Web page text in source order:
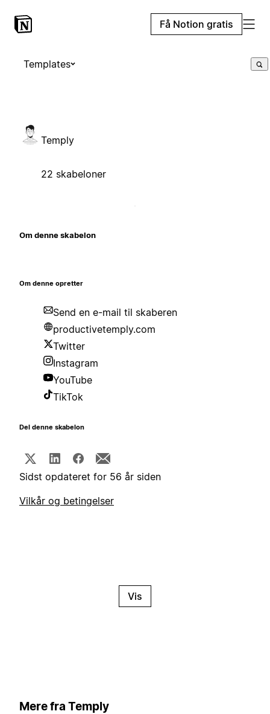
Få Notion gratis
Templates
Temply
22 skabeloner
Om denne skabelon
Om denne opretter
Send en e-mail til skaberen
productivetemply.com
Twitter
Instagram
YouTube
TikTok
Del denne skabelon
Sidst opdateret for 56 år siden
Vilkår og betingelser
Vis
Mere fra Temply